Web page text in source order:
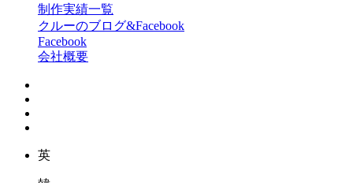
制作実績一覧
クルーのブログ&Facebook
Facebook
会社概要
英